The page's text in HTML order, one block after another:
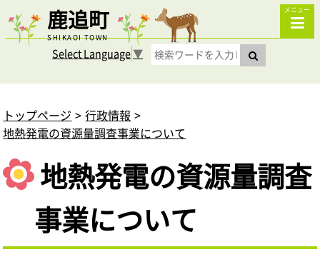
鹿追町
SHIKAOI TOWN
メニュー
Select Language▼
トップページ
行政情報
地熱発電の資源量調査事業について
地熱発電の資源量調査
事業について